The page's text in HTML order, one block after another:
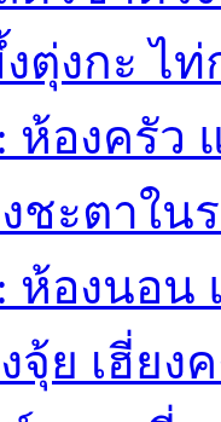
ตุ่งกะ ไ
องครัว
ชะตาใน
ห้องนอน
ย เฮี่ยง